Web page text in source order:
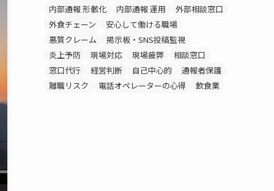
内部通報 形骸化
内部通報 運用
外部相談窓口
外食チェーン
安心して働ける職場
悪質クレーム
掲示板・SNS投稿監視
炎上予防
現場対応 現場疲弊
相談窓口
窓口代行
経営判断 自己中心的
通報者保護
離職リスク
電話オペレーターの心得 飲食業